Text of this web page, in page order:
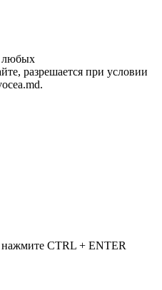
любых
разрешается при условии
CTRL + ENTER